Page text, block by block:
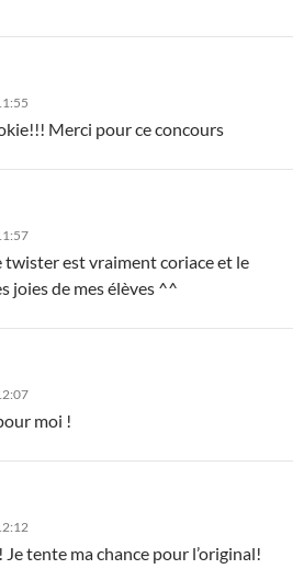
Merci pour ce concours
twister est vraiment coriace et le
joies de mes élèves ^^
moi !
tente ma chance pour l’original!